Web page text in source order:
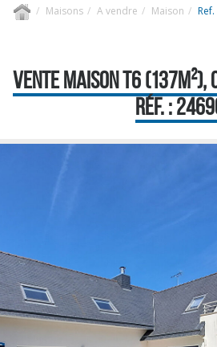
Maisons A vendre Maison
VENTE MAISON T6
RÉF. :